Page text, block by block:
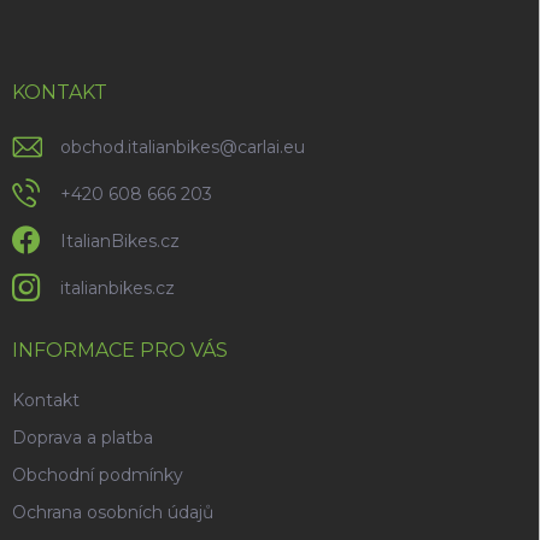
KONTAKT
obchod.italianbikes@carlai.eu
+420 608 666 203
ItalianBikes.cz
italianbikes.cz
INFORMACE PRO VÁS
Kontakt
Doprava a platba
Obchodní podmínky
Ochrana osobních údajů